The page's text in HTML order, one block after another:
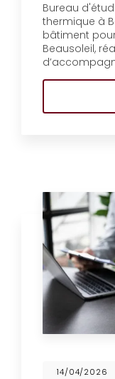
Bureau
thermique à
bâtiment
Beausoleil,
14/04/2026